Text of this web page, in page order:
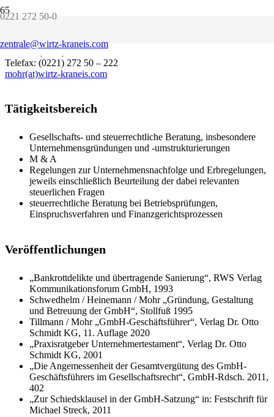
0221 272 50-0
zentrale@wirtz-kraneis.com
geboren 1961, Rechtsanwalt seit 1991
Telefon: (0221) 272 50 – 206
Telefax: (0221) 272 50 – 222
mohr(at)wirtz-kraneis.com
Tätigkeitsbereich
Gesellschafts- und steuerrechtliche Beratung, insbesondere
Unternehmensgründungen und -umstrukturierungen
M & A
Regelungen zur Unternehmensnachfolge und Erbregelungen,
jeweils einschließlich Beurteilung der dabei relevanten
steuerlichen Fragen
steuerrechtliche Beratung bei Betriebsprüfungen,
Einspruchsverfahren und Finanzgerichtsprozessen
Veröffentlichungen
„Bankrottdelikte und übertragende Sanierung“, RWS Verlag
Kommunikationsforum GmbH, 1993
Schwedhelm / Heinemann / Mohr „Gründung, Gestaltung
und Betreuung der GmbH“, Stollfuß 1995
Tillmann / Mohr „GmbH-Geschäftsführer“, Verlag Dr. Otto
Schmidt KG, 11. Auflage 2020
„Praxisratgeber Unternehmertestament“, Verlag Dr. Otto
Schmidt KG, 2001
„Die Angemessenheit der Gesamtvergütung des GmbH-
Geschäftsführers im Gesellschaftsrecht“, GmbH-Rdsch. 2011,
402
„Zur Schiedsklausel in der GmbH-Satzung“ in: Festschrift für
Michael Streck, 2011